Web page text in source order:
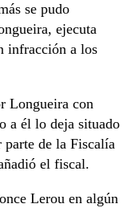
se pudo
ejecuta
infracción a los
Longueira con
a él lo deja situado
parte de la Fiscalía
el fiscal.
Lerou en algún